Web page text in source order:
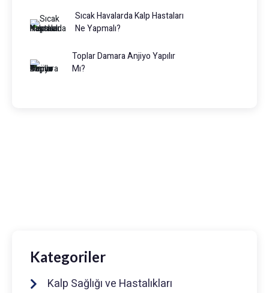
Sıcak Havalarda Kalp Hastaları
Ne Yapmalı?
Toplar Damara Anjiyo Yapılır
Mı?
Kategoriler
Kalp Sağlığı ve Hastalıkları